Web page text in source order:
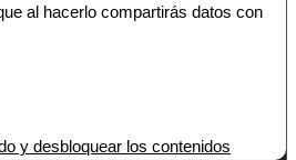
al hacerlo compartirás datos con
y desbloquear los contenidos